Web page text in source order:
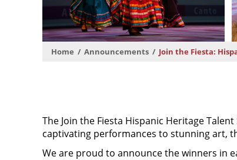
Home Announcements Join the Fiesta:
The Join the Fiesta Hispanic Heritage
captivating performances to stunning art,
We are proud to announce the winners in